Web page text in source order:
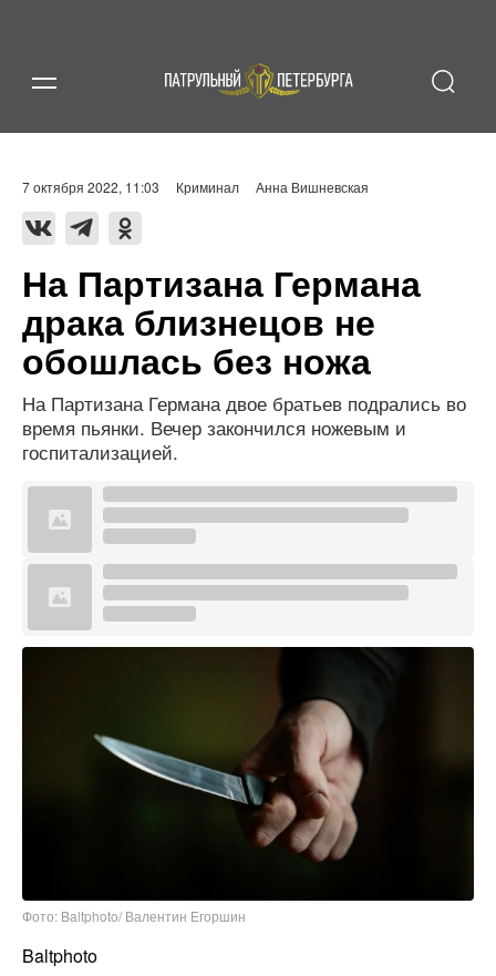
7 октября 2022, 11:03 Криминал Анна Вишневская
На Партизана Германа
драка близнецов не
обошлась без ножа
На Партизана Германа двое братьев подрались во
время пьянки. Вечер закончился ножевым и
госпитализацией.
Фото: Baltphoto/ Валентин Егоршин
Baltphoto